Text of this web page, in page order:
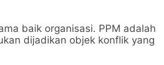
baik organisasi. PPM adalah
dijadikan objek konflik yang